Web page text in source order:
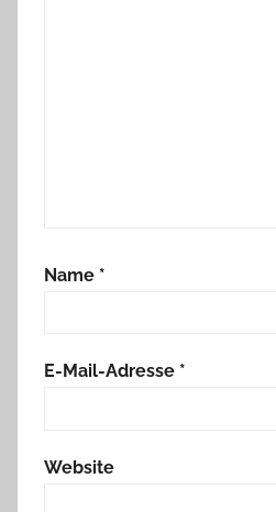
Name *
E-Mail-Adresse *
Website